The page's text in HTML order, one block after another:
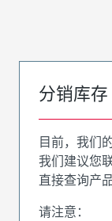
分销库存
目前，我们
我们建议您
直接查询产
请注意：